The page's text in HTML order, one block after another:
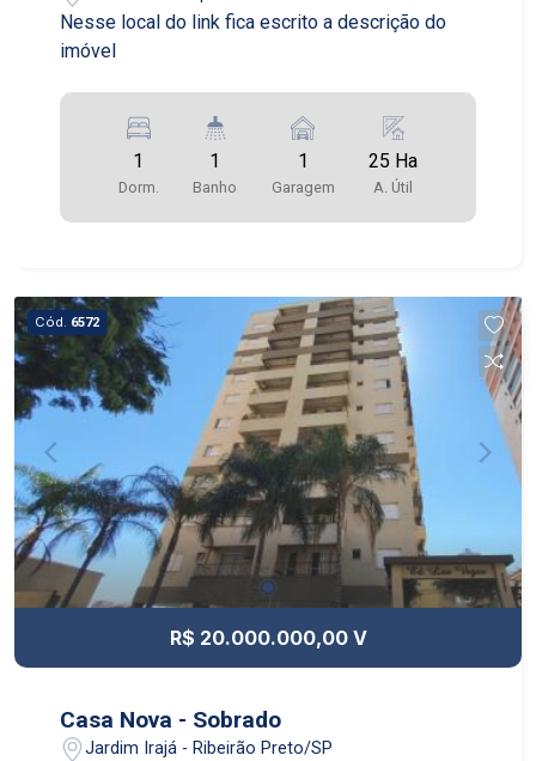
Nesse local do link fica escrito a descrição do
imóvel
1
Dorm.
1
Banho
1
Garagem
25 Ha
A. Útil
Cód. 6572
R$ 20.000.000,00 V
Casa Nova - Sobrado
Jardim Irajá - Ribeirão Preto/SP